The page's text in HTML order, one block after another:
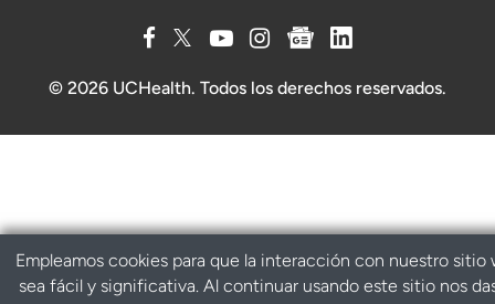
© 2026 UCHealth. Todos los derechos reservados.
Empleamos cookies para que la interacción con nuestro sitio
sea fácil y significativa. Al continuar usando este sitio nos